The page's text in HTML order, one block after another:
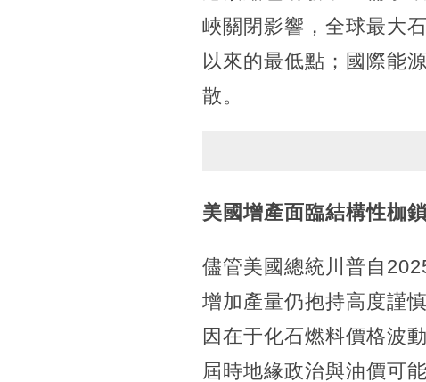
峽關閉影響，全球最大
以來的最低點；國際能
散。
美國增產面臨結構性枷
儘管美國總統川普自
增加產量仍抱持高度謹
因在于化石燃料價格波
屆時地緣政治與油價可